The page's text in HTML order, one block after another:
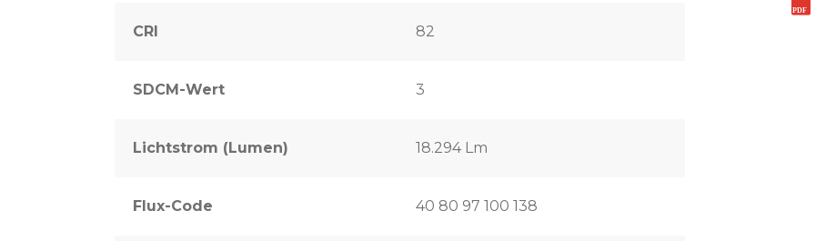
CRI 82
SDCM-Wert 3
Lichtstrom (Lumen) 18.294 Lm
Flux-Code 40 80 97 100 138